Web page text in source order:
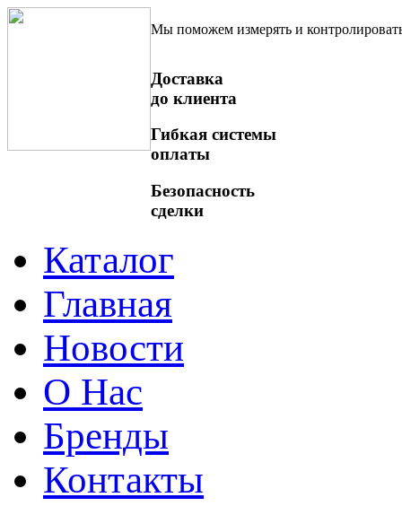
Мы поможем измерять и
Доставка
до клиента
Гибкая системы
оплаты
Безопасность
сделки
Каталог
Главная
Новости
О Нас
Бренды
Контакты